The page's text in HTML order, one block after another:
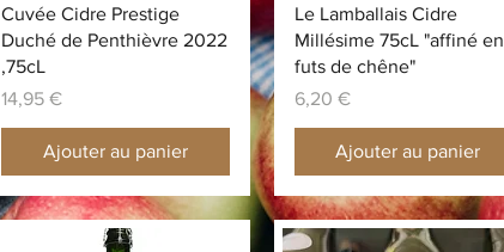
Aperçu rapide
Cuvée Cidre Prestige
Duché de Penthièvre 2022
,75cL
Prix
14,95 €
Ajouter au panier
Aperçu rapide
Le Lamballais Cidre
Millésime 75cL "affiné en
futs de chêne"
Prix
6,20 €
Ajouter au panier